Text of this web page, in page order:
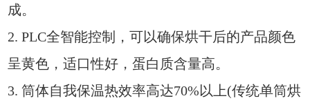
成。
2. PLC全智能控制，可以确保烘干后的产品颜色
呈黄色，适口性好，蛋白质含量高。
3. 筒体自我保温热效率高达70%以上(传统单筒烘